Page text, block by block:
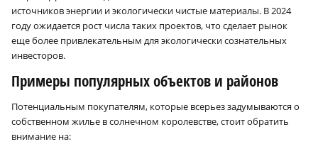
источников энергии и экологически чистые материалы. В 2024
году ожидается рост числа таких проектов, что сделает рынок
еще более привлекательным для экологически сознательных
инвесторов.
Примеры популярных объектов и районов
Потенциальным покупателям, которые всерьез задумываются о
собственном жилье в солнечном королевстве, стоит обратить
внимание на: